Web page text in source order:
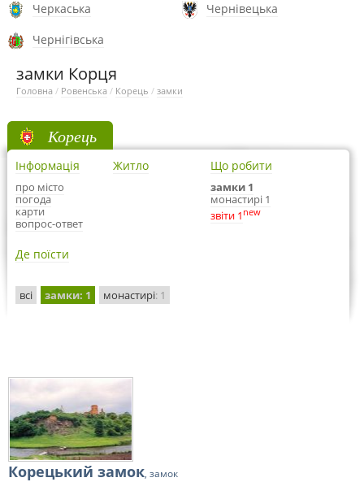
Черкаська
Чернівецька
Чернігівська
замки Корця
Головна / Ровенська / Корець / замки
Корець
Інформація
про місто
погода
карти
вопрос-ответ
Житло Що робити
замки 1
монастирі 1
звіти 1 new
Де поїсти
всі замки: 1 монастирі: 1
Корецький замок, замок